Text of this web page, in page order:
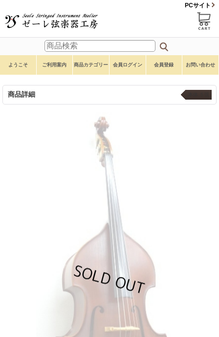
PCサイト
ようこそ ご利用案内 商品カテゴリー 会員ログイン 会員登録 お問い合わせ
商品詳細